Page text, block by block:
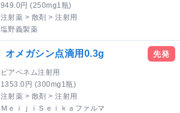
949.0円 (250mg1瓶)
注射薬 > 散剤 > 注射用
塩野義製薬
オメガシン点滴用0.3g
ビアペネム注射用
1353.0円 (300mg1瓶)
注射薬 > 散剤 > 注射用
ＭｅｉｊｉＳｅｉｋａファルマ
先発